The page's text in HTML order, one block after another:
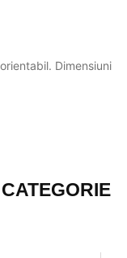
Dimensiuni